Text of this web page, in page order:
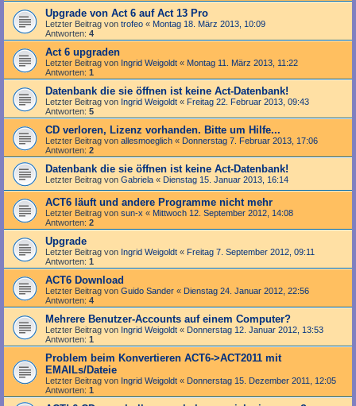
Upgrade von Act 6 auf Act 13 Pro
Letzter Beitrag von trofeo « Montag 18. März 2013, 10:09
Antworten: 4
Act 6 upgraden
Letzter Beitrag von Ingrid Weigoldt « Montag 11. März 2013, 11:22
Antworten: 1
Datenbank die sie öffnen ist keine Act-Datenbank!
Letzter Beitrag von Ingrid Weigoldt « Freitag 22. Februar 2013, 09:43
Antworten: 5
CD verloren, Lizenz vorhanden. Bitte um Hilfe...
Letzter Beitrag von allesmoeglich « Donnerstag 7. Februar 2013, 17:06
Antworten: 2
Datenbank die sie öffnen ist keine Act-Datenbank!
Letzter Beitrag von Gabriela « Dienstag 15. Januar 2013, 16:14
ACT6 läuft und andere Programme nicht mehr
Letzter Beitrag von sun-x « Mittwoch 12. September 2012, 14:08
Antworten: 2
Upgrade
Letzter Beitrag von Ingrid Weigoldt « Freitag 7. September 2012, 09:11
Antworten: 1
ACT6 Download
Letzter Beitrag von Guido Sander « Dienstag 24. Januar 2012, 22:56
Antworten: 4
Mehrere Benutzer-Accounts auf einem Computer?
Letzter Beitrag von Ingrid Weigoldt « Donnerstag 12. Januar 2012, 13:53
Antworten: 1
Problem beim Konvertieren ACT6->ACT2011 mit
EMAILs/Dateie
Letzter Beitrag von Ingrid Weigoldt « Donnerstag 15. Dezember 2011, 12:05
Antworten: 1